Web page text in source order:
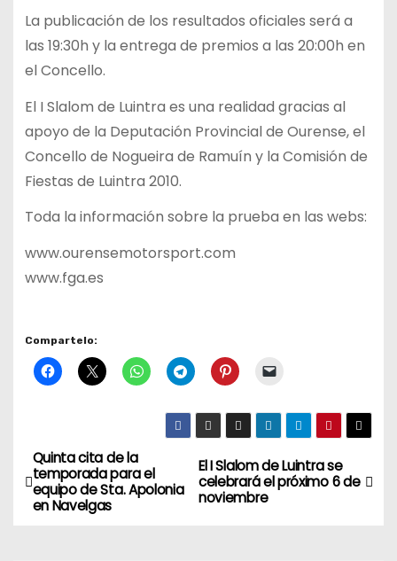
La publicación de los resultados oficiales será a
las 19:30h y la entrega de premios a las 20:00h en
el Concello.
El I Slalom de Luintra es una realidad gracias al
apoyo de la Deputación Provincial de Ourense, el
Concello de Nogueira de Ramuín y la Comisión de
Fiestas de Luintra 2010.
Toda la información sobre la prueba en las webs:
www.ourensemotorsport.com
www.fga.es
Compartelo:
N
a
El I Slalom de Luintra se
celebrará el próximo 6 de
noviembre
Quinta cita de la
temporada para el
equipo de Sta. Apolonia
en Navelgas